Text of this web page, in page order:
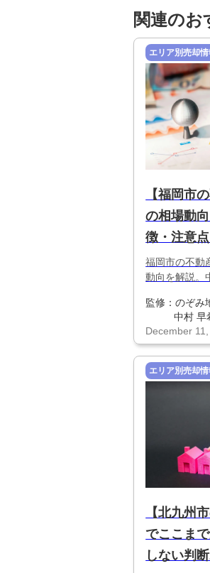
関連のお
エリア別売却情
【福岡市
の相場動
徴・注意
福岡市の不動
動向を解説。
再開発と人口
却戦略をまと
監修：のぞみ
中村 早
December
エリア別売却情
【北九州
でここま
しない判